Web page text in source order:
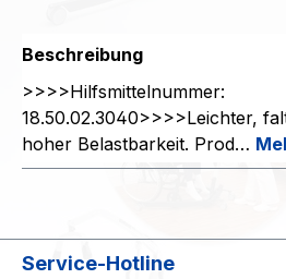
Beschreibung
>>>>Hilfsmittelnummer:
18.50.02.3040>>>>Leichter,
hoher Belastbarkeit. Prod…
Service-Hotline